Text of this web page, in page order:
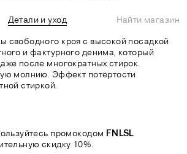
Детали и уход
Найти магазин
свободного кроя с высокой посадкой
и фактурного денима, который
после многократных стирок.
молнию. Эффект потёртости
стиркой.
промокодом FNLSL
скидку 10%.